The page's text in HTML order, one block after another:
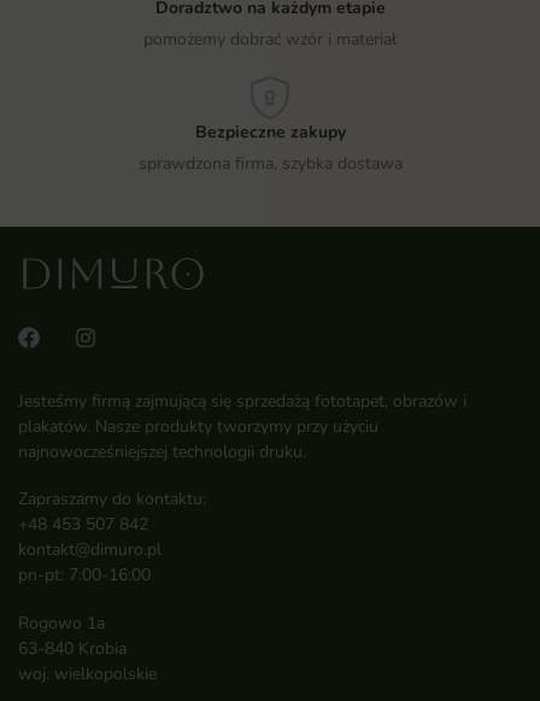
Doradztwo na każdym etapie
pomożemy dobrać wzór i materiał
Bezpieczne zakupy
sprawdzona firma, szybka dostawa
Jesteśmy firmą zajmującą się sprzedażą fototapet, obrazów i
plakatów. Nasze produkty tworzymy przy użyciu
najnowocześniejszej technologii druku.
Zapraszamy do kontaktu:
+48 453 507 842
kontakt@dimuro.pl
pn-pt: 7:00-16:00
Rogowo 1a
63-840 Krobia
woj. wielkopolskie